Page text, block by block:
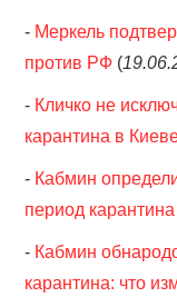
- Меркель
против РФ (
- Кличко не
карантина в
- Кабмин
период карантина
- Кабмин
карантина: что